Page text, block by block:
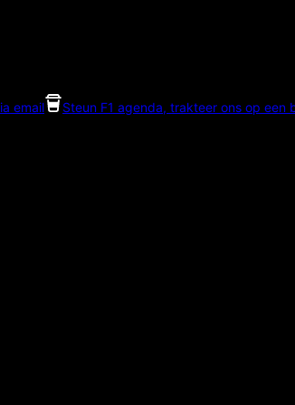
email
Steun F1 agenda, trakteer ons op een